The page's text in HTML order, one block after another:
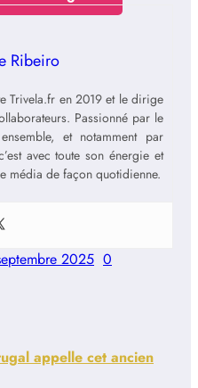
Ribeiro
Trivela.fr en 2019 et le dirige
Passionné par le
et notamment par
avec toute son énergie et
média de façon quotidienne.
2025 0
appelle cet ancien